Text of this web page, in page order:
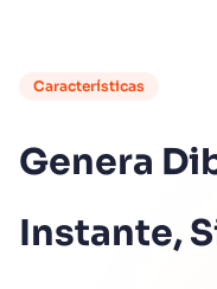
Características
Genera
Instante,